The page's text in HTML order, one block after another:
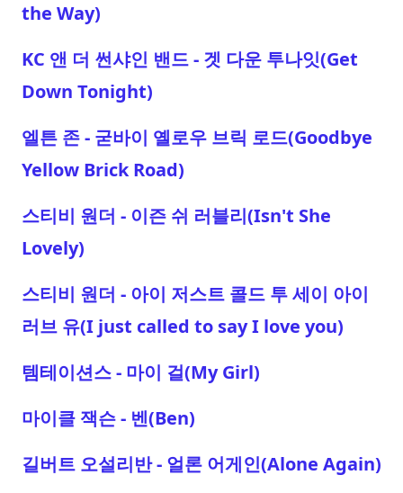
the Way)
KC 앤 더 썬샤인 밴드 - 겟 다운 투나잇(Get
Down Tonight)
엘튼 존 - 굳바이 옐로우 브릭 로드(Goodbye
Yellow Brick Road)
스티비 원더 - 이즌 쉬 러블리(Isn't She
Lovely)
스티비 원더 - 아이 저스트 콜드 투 세이 아이
러브 유(I just called to say I love you)
템테이션스 - 마이 걸(My Girl)
마이클 잭슨 - 벤(Ben)
길버트 오설리반 - 얼론 어게인(Alone Again)